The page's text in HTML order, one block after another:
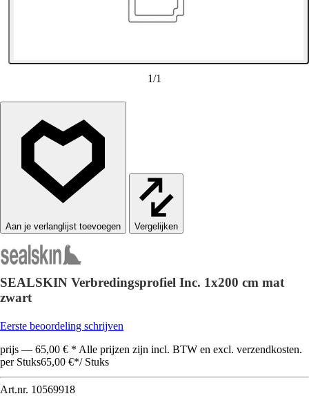
1/1
Vergelijken
SEALSKIN Verbredingsprofiel Inc. 1x200 cm mat
zwart
Eerste beoordeling schrijven
prijs — 65,00 € * Alle prijzen zijn incl. BTW en excl. verzendkosten.
per Stuks65,00 €*/ Stuks
Art.nr. 10569918